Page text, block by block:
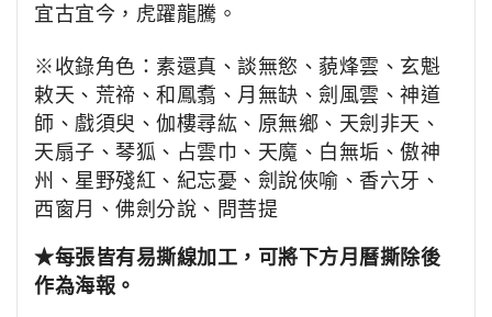
宜古宜今，虎躍龍騰。
※收錄角色：素還真、談無慾、藐烽雲、玄魁
敕天、荒禘、和鳳翥、月無缺、劍風雲、神道
師、戲須臾、伽樓尋紘、原無鄉、天劍非天、
天扇子、琴狐、占雲巾、天魔、白無垢、傲神
州、星野殘紅、紀忘憂、劍說俠喻、香六牙、
西窗月、佛劍分說、問菩提
★每張皆有易撕線加工，可將下方月曆撕除後
作為海報。